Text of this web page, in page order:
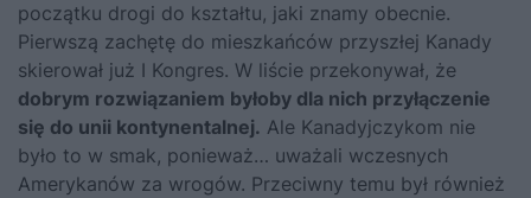
początku drogi do kształtu, jaki znamy obecnie.
Pierwszą zachętę do mieszkańców przyszłej Kanady
skierował już I Kongres. W liście przekonywał, że
dobrym rozwiązaniem byłoby dla nich przyłączenie
się do unii kontynentalnej. Ale Kanadyjczykom nie
było to w smak, ponieważ… uważali wczesnych
Amerykanów za wrogów. Przeciwny temu był również